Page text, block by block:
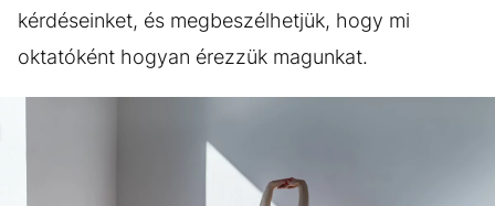
kérdéseinket, és megbeszélhetjük, hogy mi
oktatóként hogyan érezzük magunkat.